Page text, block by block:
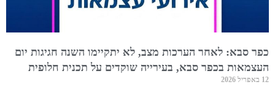
כפר סבא: לאחר הערכות מצב, לא יתקיימו השנה חגיגות יום
העצמאות בכפר סבא, בעירייה שוקדים על תכנית חלופית
12 באפריל 2026